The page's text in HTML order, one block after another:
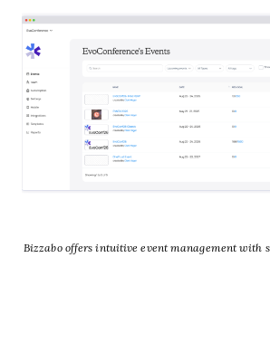
Bizzabo offers intuitive event management with